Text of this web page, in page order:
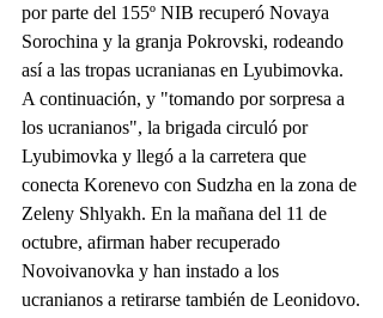
por parte del 155º NIB recuperó Novaya
Sorochina y la granja Pokrovski, rodeando
así a las tropas ucranianas en Lyubimovka.
A continuación, y "tomando por sorpresa a
los ucranianos", la brigada circuló por
Lyubimovka y llegó a la carretera que
conecta Korenevo con Sudzha en la zona de
Zeleny Shlyakh. En la mañana del 11 de
octubre, afirman haber recuperado
Novoivanovka y han instado a los
ucranianos a retirarse también de Leonidovo.